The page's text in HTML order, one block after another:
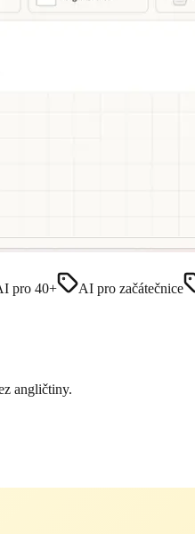
pro 40+ AI pro začátečnice
angličtiny.